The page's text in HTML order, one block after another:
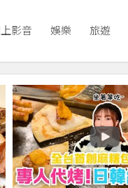
影音 娛樂 旅遊